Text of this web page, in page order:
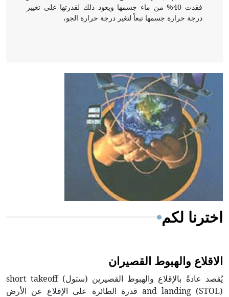
فقدت 40% من ماء جسمها ويعود ذلك لقدرتها على تغيير
درجة حرارة جسمها تبعاً لتغير درجة حرارة الجو،
- هل تعلم أن أبقراط كتب في الطب أربعة مؤلفات هي:
الحكم، الأدلة، تنظيم التغذية، ورسالته في جروح الرأس.
ويعود له الفضل بأنه حرر الطب من الدين والفلسفة.
- هل تعلم أن المرجان إفراز حيواني يتكون في البحر ويتركب
من مادة كربونات الكلسيوم، وهو أحمر أو شديد الحمرة وهو
أجود أنواعه، ويمتاز بكبر الحجم ويسمى الش
اخترنا لكم
الاقلاع والهبوط القصيران
يُقصد عادةً بالإقلاع والهبوط القصيرين (ستول) short takeoff
and landing (STOL) قدرة الطائرة على الإقلاع عن الأرض